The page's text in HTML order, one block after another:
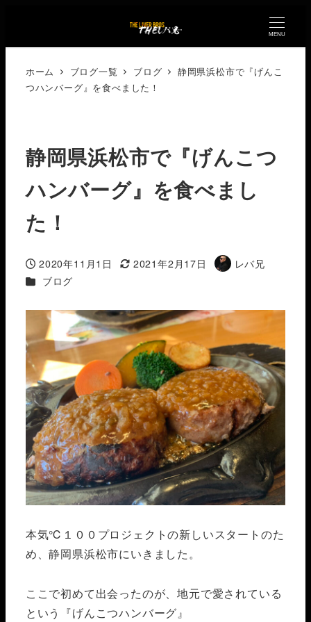
MENU
ホーム ブログ一覧 ブログ
静岡県浜松市で『げんこ
つハンバーグ』を食べました！
静岡県浜松市で『げんこつ
ハンバーグ』を食べまし
た！
投稿日
2020年11月1日
更新日
2021年2月17日
著
レバ兄
カテゴリー
ブログ
本気℃１００プロジェクトの新しいスタートのた
め、静岡県浜松市にいきました。
ここで初めて出会ったのが、地元で愛されている
という『げんこつハンバーグ』